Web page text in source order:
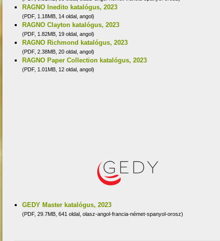
RAGNO Inedito katalógus, 2023
(PDF, 1.18MB, 14 oldal, angol)
RAGNO Clayton katalógus, 2023
(PDF, 1.82MB, 19 oldal, angol)
RAGNO Richmond katalógus, 2023
(PDF, 2.38MB, 20 oldal, angol)
RAGNO Paper Collection katalógus, 2023
(PDF, 1.01MB, 12 oldal, angol)
GEDY Master katalógus, 2023
(PDF, 29.7MB, 641 oldal, olasz-angol-francia-német-spanyol-orosz)